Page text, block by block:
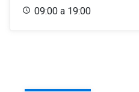
09:00 a 19:00